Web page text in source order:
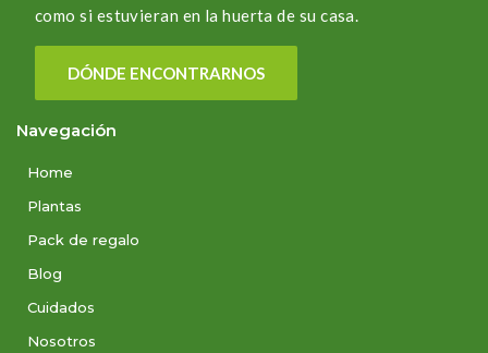
como si estuvieran en la huerta de su casa.
DÓNDE ENCONTRARNOS
Navegación
Home
Plantas
Pack de regalo
Blog
Cuidados
Nosotros